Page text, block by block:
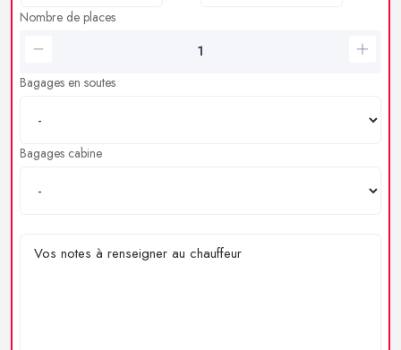
Nombre de places
Bagages en soutes
Bagages cabine